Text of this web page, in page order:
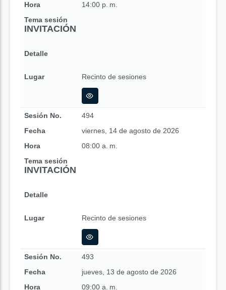
Hora
14:00 p. m.
Tema sesión
INVITACIÓN
Detalle
Lugar Recinto de sesiones
Sesión No.
494
Fecha
viernes, 14 de agosto de 2026
Hora
08:00 a. m.
Tema sesión
INVITACIÓN
Detalle
Lugar Recinto de sesiones
Sesión No.
493
Fecha
jueves, 13 de agosto de 2026
Hora
09:00 a. m.